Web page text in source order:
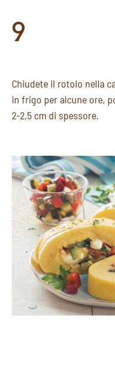
9
Chiudete il rotolo nella
in frigo per alcune ore,
2-2,5 cm di spessore.